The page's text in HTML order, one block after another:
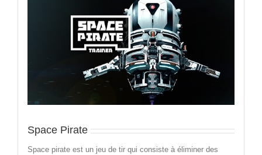
Space Pirate
Space pirate est un jeu de tir qui consiste à éliminer des